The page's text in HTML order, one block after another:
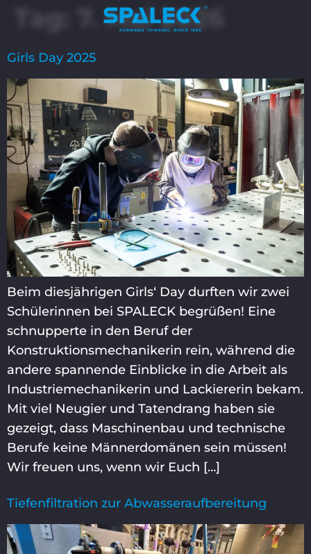
Tag: 7. Mai 2026
Girls Day 2025
Beim diesjährigen Girls‘ Day durften wir zwei
Schülerinnen bei SPALECK begrüßen! Eine
schnupperte in den Beruf der
Konstruktionsmechanikerin rein, während die
andere spannende Einblicke in die Arbeit als
Industriemechanikerin und Lackiererin bekam.
Mit viel Neugier und Tatendrang haben sie
gezeigt, dass Maschinenbau und technische
Berufe keine Männerdomänen sein müssen!
Wir freuen uns, wenn wir Euch […]
Tiefenfiltration zur Abwasseraufbereitung